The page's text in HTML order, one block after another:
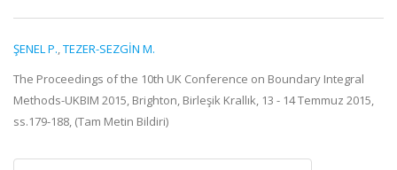
ŞENEL P.,TEZER-SEZGİN M.
The Proceedings of the 10th UK Conference on Boundary Integral
Methods-UKBIM 2015, Brighton, Birleşik Krallık, 13 - 14 Temmuz 2015,
ss.179-188, (Tam Metin Bildiri)